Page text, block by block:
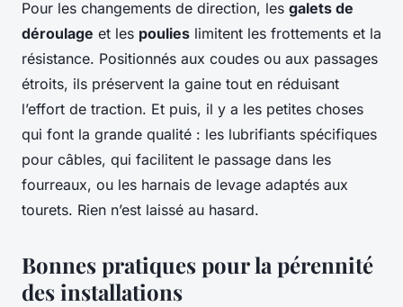
Pour les changements de direction, les galets de
déroulage et les poulies limitent les frottements et la
résistance. Positionnés aux coudes ou aux passages
étroits, ils préservent la gaine tout en réduisant
l’effort de traction. Et puis, il y a les petites choses
qui font la grande qualité : les lubrifiants spécifiques
pour câbles, qui facilitent le passage dans les
fourreaux, ou les harnais de levage adaptés aux
tourets. Rien n’est laissé au hasard.
Bonnes pratiques pour la pérennité
des installations